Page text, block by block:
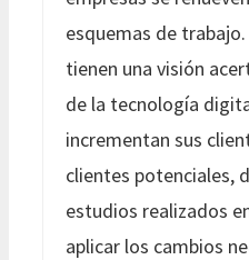
esquemas de
tienen una visión
de la tecnología
incrementan sus
clientes potenciales,
estudios realizados
aplicar los cambios